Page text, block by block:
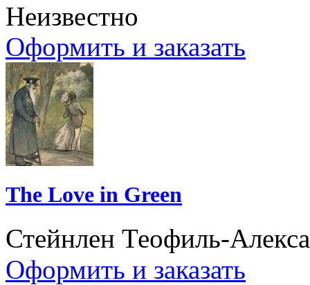
Неизвестно
Оформить и заказать
The Love in Green
Стейнлен Теофиль-
Оформить и заказать